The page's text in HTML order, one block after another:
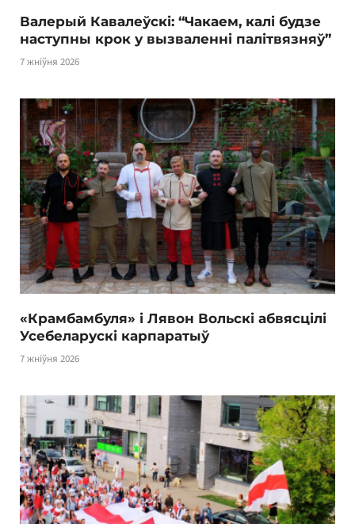
Валерый Кавалеўскі: “Чакаем, калі будзе
наступны крок у вызваленні палітвязняў”
7 жніўня 2026
«Крамбамбуля» і Лявон Вольскі абвясцілі
Усебеларускі карпаратыў
7 жніўня 2026